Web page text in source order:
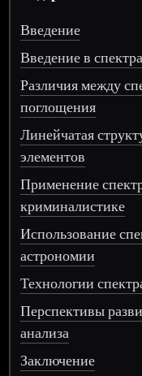
Введение
Введение в
Различия между
поглощения
Линейчатая
элементов
Применение
криминалистике
Использование
астрономии
Технологии
Перспективы
анализа
Заключение